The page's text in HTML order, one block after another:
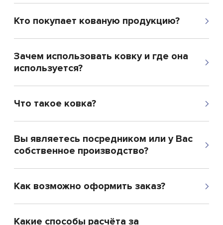
Кто покупает кованую продукцию?
Зачем использовать ковку и где она
используется?
Что такое ковка?
Вы являетесь посредником или у Вас
собственное производство?
Как возможно оформить заказ?
Какие способы расчёта за